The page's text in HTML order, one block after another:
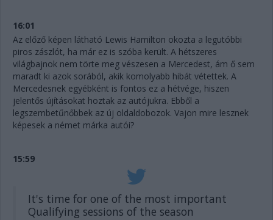
16:01
Az előző képen látható Lewis Hamilton okozta a legutóbbi
piros zászlót, ha már ez is szóba került. A hétszeres
világbajnok nem törte meg vészesen a Mercedest, ám ő sem
maradt ki azok sorából, akik komolyabb hibát vétettek. A
Mercedesnek egyébként is fontos ez a hétvége, hiszen
jelentős újításokat hoztak az autójukra. Ebből a
legszembetűnőbbek az új oldaldobozok. Vajon mire lesznek
képesek a német márka autói?
15:59
It's time for one of the most important
Qualifying sessions of the season